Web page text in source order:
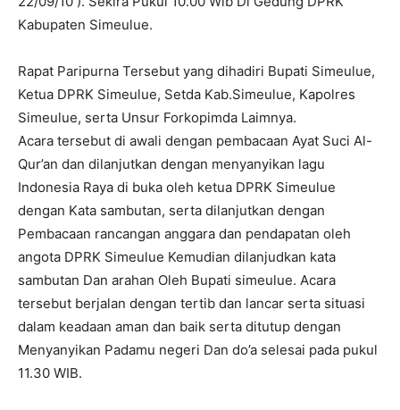
Kabupaten Simeulue.
Rapat Paripurna Tersebut yang dihadiri Bupati Simeulue,
Ketua DPRK Simeulue, Setda Kab.Simeulue, Kapolres
Simeulue, serta Unsur Forkopimda Laimnya.
Acara tersebut di awali dengan pembacaan Ayat Suci Al-
Qur’an dan dilanjutkan dengan menyanyikan lagu
Indonesia Raya di buka oleh ketua DPRK Simeulue
dengan Kata sambutan, serta dilanjutkan dengan
Pembacaan rancangan anggara dan pendapatan oleh
angota DPRK Simeulue Kemudian dilanjudkan kata
sambutan Dan arahan Oleh Bupati simeulue. Acara
tersebut berjalan dengan tertib dan lancar serta situasi
dalam keadaan aman dan baik serta ditutup dengan
Menyanyikan Padamu negeri Dan do’a selesai pada pukul
11.30 WIB.